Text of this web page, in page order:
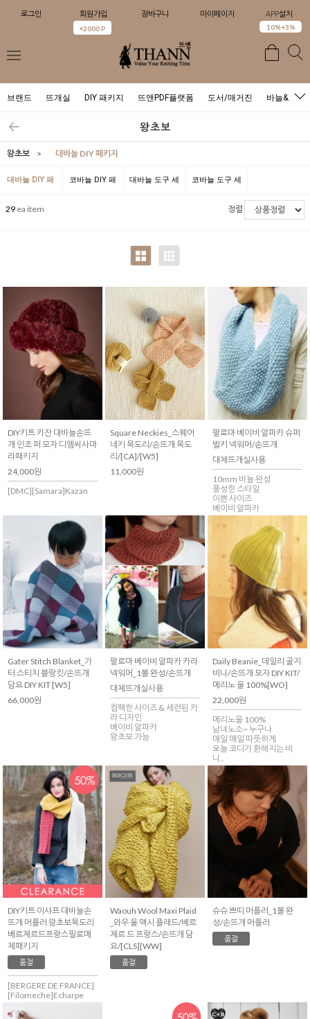
로그인 회원가입
+2000 P
장바구니 마이페이지 APP설치
10%+3%
브랜드 뜨개실 DIY 패키지 뜨앤PDF플랫폼 도서/매거진 바늘&도구
왕초보
왕초보 > 대바늘 DIY 패키지
대바늘 DIY 패
키지
코바늘 DIY 패 대바늘 도구 세 코바늘 도구 세
29 ea item 정렬
DIY키트 카잔 대바늘손뜨
개 인조 퍼 모자 디엠씨사마
라패키지
24,000원
[DMC][Samara]Kazan
Square Neckies_스퀘어
네키 목도리/손뜨개 목도
리/[CA]/[W5]
11,000원
팔로마 베이비 알파카 슈퍼
벌키 넥워머/손뜨개
대체뜨개실사용
10mm 바늘 완성
풍성한 스타일
이쁜 사이즈
베이비 알파카
Gater Stitch Blanket_가
터 스티치 블랑킷/손뜨개
담요 DIY KIT [W5]
66,000원
팔로마 베이비 알파카 카라
넥워머_1볼 완성/손뜨개
대체뜨개실사용
컴팩한 사이즈 & 세련된 카
라 디자인
베이비 알파카
왕초보 가능
Daily Beanie_데일리 골지
비니/손뜨개 모자 DIY KIT/
메리노 울 100%[WO]
22,000원
메리노울 100%
남녀노소~ 누구나
매일 매일 따뜻하게
오늘 코디가 환해지는 비
니..
DIY키트 이샤프 대바늘손
뜨개 머플러 왕초보목도리
베르제르드프랑스필로메
체패키지
품절
[BERGERE DE FRANCE]
[Filomeche]Echarpe
Waouh Wool Maxi Plaid
_와우 울 맥시 플래드/베르
제르 드 프랑스/손뜨개 담
요/[CLS][WW]
품절
슈슈 쁘띠 머플러_1볼 완
성/손뜨개 머플러
품절